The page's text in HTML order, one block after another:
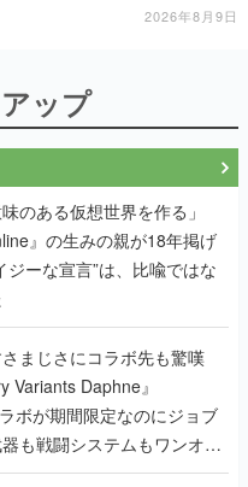
2026年8月9日
ップ
のある仮想世界を作る」
』の生みの親が18年掲げ
ジーな宣言”は、比喩ではな
まじさにコラボ先も驚嘆
Variants Daphne』
ボが期間限定なのにジョブ
も戦闘システムもワンオフ
理由を両ディレクターに聞